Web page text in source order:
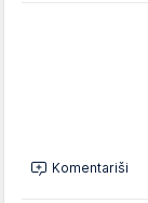
Komentariši